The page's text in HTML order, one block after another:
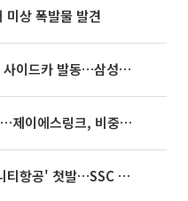
미상 폭발물 발견
코스피, 장중 5%대 급락에 사이드카 발동…삼성·SK 동반 폭락
트럼프 “자석 사업을 하라”…제이에스링크, 비중국 영구자석 공급망 구축 속도
티웨이항공, 새 이름 '트리니티항공' 첫발…SSC 전략 본격화